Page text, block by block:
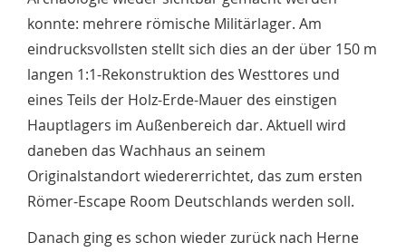
konnte: mehrere römische Militärlager. Am
eindrucksvollsten stellt sich dies an der über 150 m
langen 1:1-Rekonstruktion des Westtores und
eines Teils der Holz-Erde-Mauer des einstigen
Hauptlagers im Außenbereich dar. Aktuell wird
daneben das Wachhaus an seinem
Originalstandort wiedererrichtet, das zum ersten
Römer-Escape Room Deutschlands werden soll.
Danach ging es schon wieder zurück nach Herne